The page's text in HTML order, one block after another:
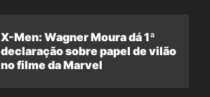
X-Men: Wagner Moura dá 1ª
declaração sobre papel de vilão
no filme da Marvel